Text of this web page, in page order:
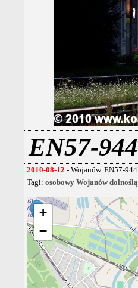
EN57-944
2010-08-12 - Wojanów. EN57-
Tagi: osobowy Wojanów
+
−